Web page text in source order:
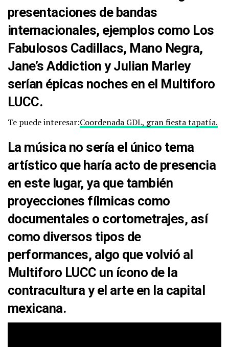
presentaciones de bandas
internacionales, ejemplos como Los
Fabulosos Cadillacs, Mano Negra,
Jane’s Addiction y Julian Marley
serían épicas noches en el Multiforo
LUCC.
Te puede interesar:Coordenada GDL, gran fiesta tapatía.
La música no sería el único tema
artístico que haría acto de presencia
en este lugar, ya que también
proyecciones fílmicas como
documentales o cortometrajes, así
como diversos tipos de
performances, algo que volvió al
Multiforo LUCC un ícono de la
contracultura y el arteen la capital
mexicana.